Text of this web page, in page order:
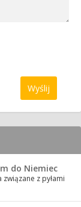
do Niemiec
z pyłami